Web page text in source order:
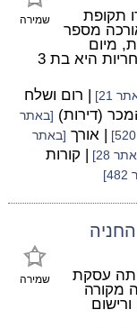
שמירה
- 1973, הוגדרו תקופת
מספר
מיום
קבלת הנכס (מסירת הדירה), ותקופת האחריות היא בת 3
21] | רום ושלח
(דירות) [באתר
| אורך [באתר
28] | קורות
שמירה
עסקת
מקורה